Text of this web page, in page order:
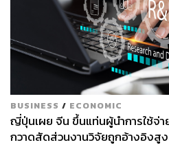
BUSINESS / ECONOMIC
ญี่ปุ่นเผย จีน ขึ้นแท่นผู้นำการใช้จ่
กวาดสัดส่วนงานวิจัยถูกอ้างอิงสู